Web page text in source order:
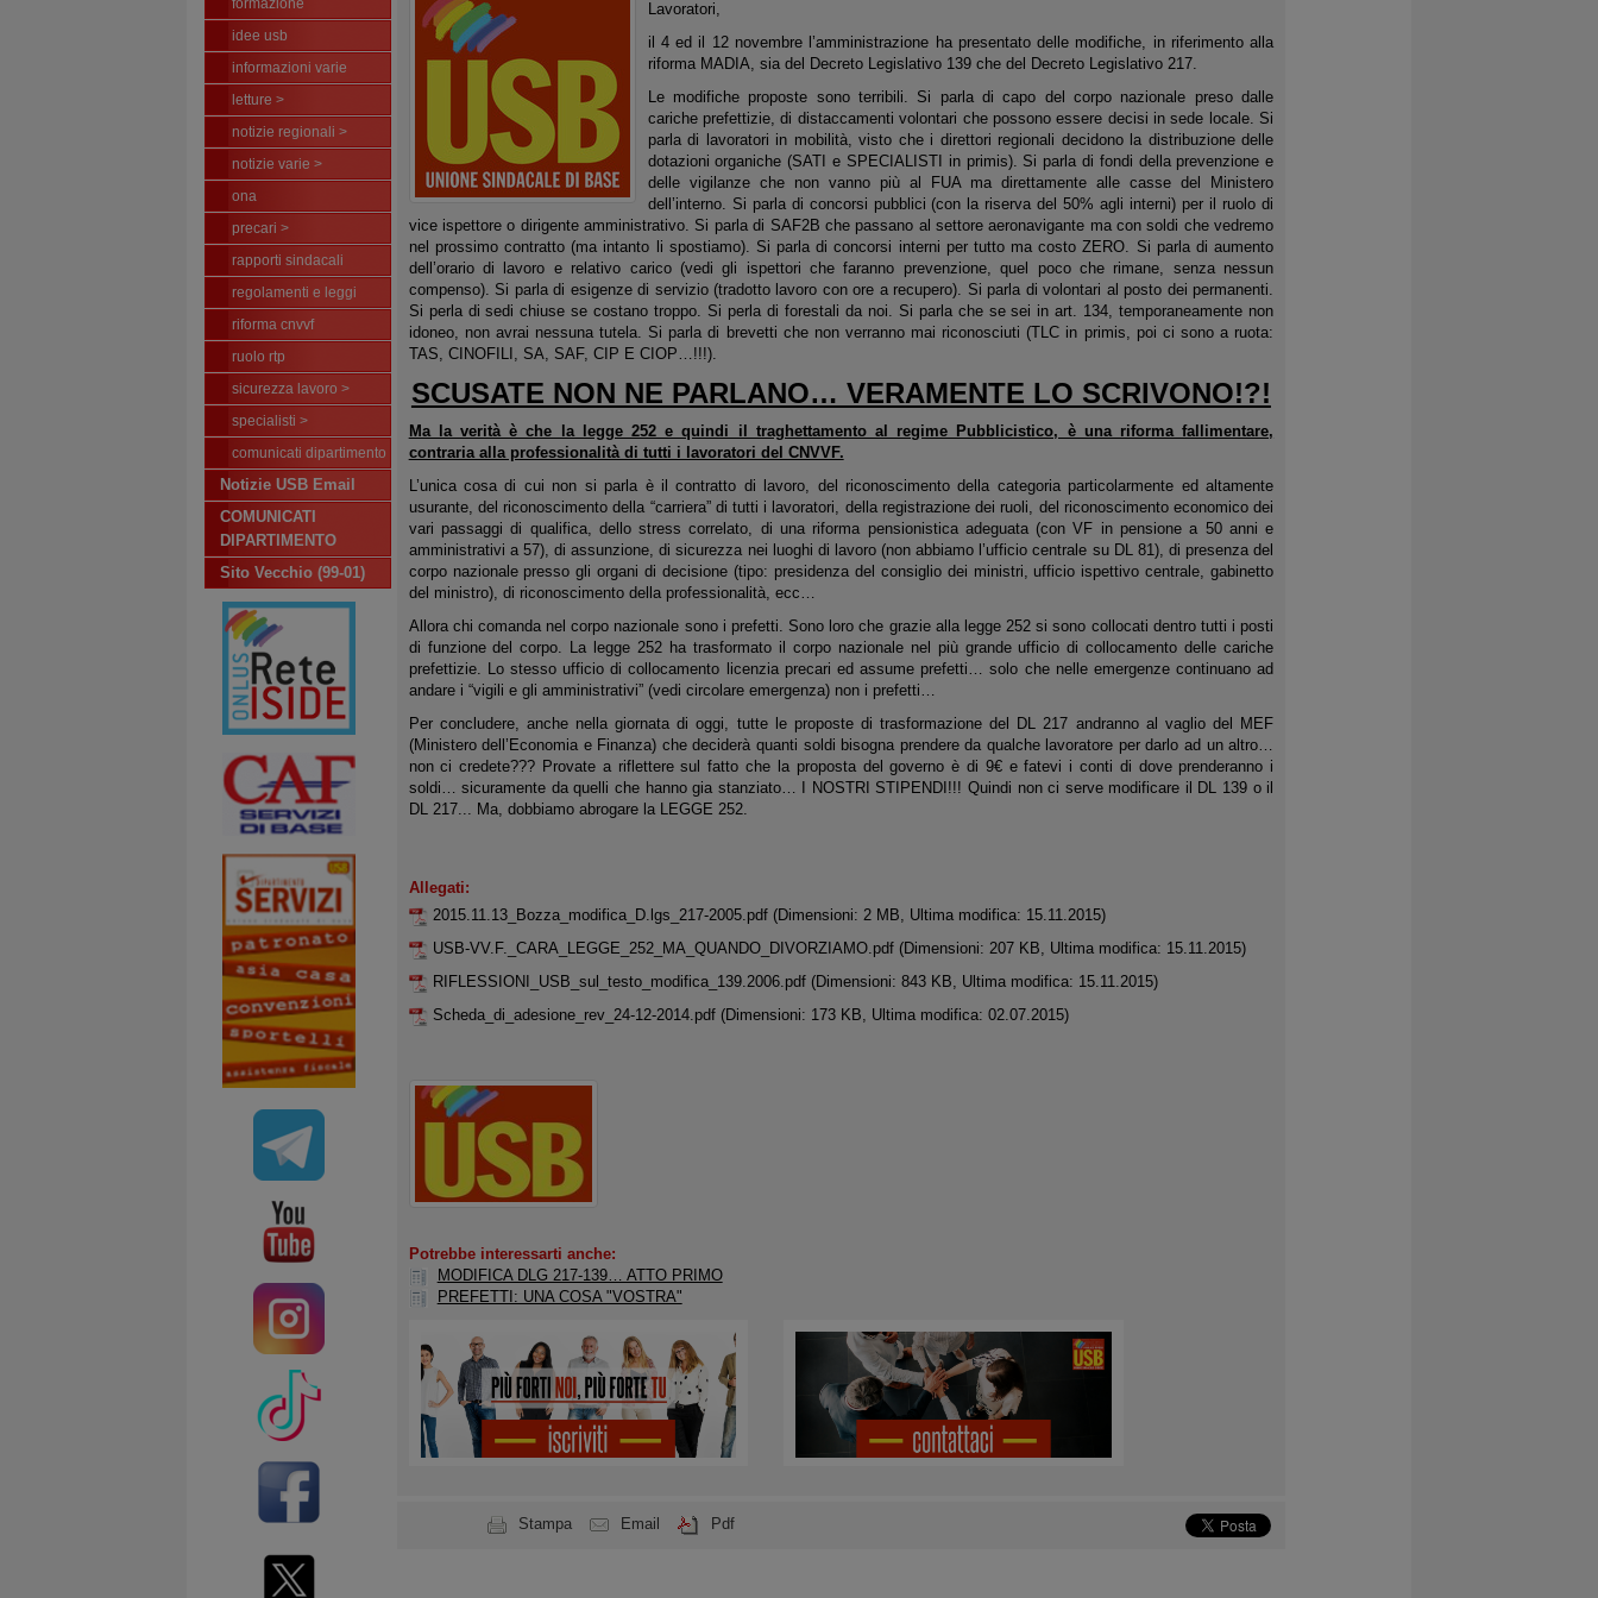
formazione
idee usb
informazioni varie
letture >
notizie regionali >
notizie varie >
ona
precari >
rapporti sindacali
regolamenti e leggi
riforma cnvvf
ruolo rtp
sicurezza lavoro >
specialisti >
comunicati dipartimento
Notizie USB Email
COMUNICATI
DIPARTIMENTO
Sito Vecchio (99-01)
Lavoratori,
il 4 ed il 12 novembre l’amministrazione ha presentato delle modifiche, in riferimento alla
riforma MADIA, sia del Decreto Legislativo 139 che del Decreto Legislativo 217.
Le modifiche proposte sono terribili. Si parla di capo del corpo nazionale preso dalle
cariche prefettizie, di distaccamenti volontari che possono essere decisi in sede locale. Si
parla di lavoratori in mobilità, visto che i direttori regionali decidono la distribuzione delle
dotazioni organiche (SATI e SPECIALISTI in primis). Si parla di fondi della prevenzione e
delle vigilanze che non vanno più al FUA ma direttamente alle casse del Ministero
dell’interno. Si parla di concorsi pubblici (con la riserva del 50% agli interni) per il ruolo di
vice ispettore o dirigente amministrativo. Si parla di SAF2B che passano al settore aeronavigante ma con soldi che vedremo
nel prossimo contratto (ma intanto li spostiamo). Si parla di concorsi interni per tutto ma costo ZERO. Si parla di aumento
dell’orario di lavoro e relativo carico (vedi gli ispettori che faranno prevenzione, quel poco che rimane, senza nessun
compenso). Si parla di esigenze di servizio (tradotto lavoro con ore a recupero). Si parla di volontari al posto dei permanenti.
Si perla di sedi chiuse se costano troppo. Si perla di forestali da noi. Si parla che se sei in art. 134, temporaneamente non
idoneo, non avrai nessuna tutela. Si parla di brevetti che non verranno mai riconosciuti (TLC in primis, poi ci sono a ruota:
TAS, CINOFILI, SA, SAF, CIP E CIOP…!!!).
SCUSATE NON NE PARLANO… VERAMENTE LO SCRIVONO!?!
Ma la verità è che la legge 252 e quindi il traghettamento al regime Pubblicistico, è una riforma fallimentare,
contraria alla professionalità di tutti i lavoratori del CNVVF.
L’unica cosa di cui non si parla è il contratto di lavoro, del riconoscimento della categoria particolarmente ed altamente
usurante, del riconoscimento della “carriera” di tutti i lavoratori, della registrazione dei ruoli, del riconoscimento economico dei
vari passaggi di qualifica, dello stress correlato, di una riforma pensionistica adeguata (con VF in pensione a 50 anni e
amministrativi a 57), di assunzione, di sicurezza nei luoghi di lavoro (non abbiamo l’ufficio centrale su DL 81), di presenza del
corpo nazionale presso gli organi di decisione (tipo: presidenza del consiglio dei ministri, ufficio ispettivo centrale, gabinetto
del ministro), di riconoscimento della professionalità, ecc…
Allora chi comanda nel corpo nazionale sono i prefetti. Sono loro che grazie alla legge 252 si sono collocati dentro tutti i posti
di funzione del corpo. La legge 252 ha trasformato il corpo nazionale nel più grande ufficio di collocamento delle cariche
prefettizie. Lo stesso ufficio di collocamento licenzia precari ed assume prefetti… solo che nelle emergenze continuano ad
andare i “vigili e gli amministrativi” (vedi circolare emergenza) non i prefetti…
Per concludere, anche nella giornata di oggi, tutte le proposte di trasformazione del DL 217 andranno al vaglio del MEF
(Ministero dell’Economia e Finanza) che deciderà quanti soldi bisogna prendere da qualche lavoratore per darlo ad un altro…
non ci credete??? Provate a riflettere sul fatto che la proposta del governo è di 9€ e fatevi i conti di dove prenderanno i
soldi… sicuramente da quelli che hanno gia stanziato… I NOSTRI STIPENDI!!! Quindi non ci serve modificare il DL 139 o il
DL 217... Ma, dobbiamo abrogare la LEGGE 252.
Allegati:
2015.11.13_Bozza_modifica_D.lgs_217-2005.pdf (Dimensioni: 2 MB, Ultima modifica: 15.11.2015)
USB-VV.F._CARA_LEGGE_252_MA_QUANDO_DIVORZIAMO.pdf (Dimensioni: 207 KB, Ultima modifica: 15.11.2015)
RIFLESSIONI_USB_sul_testo_modifica_139.2006.pdf (Dimensioni: 843 KB, Ultima modifica: 15.11.2015)
Scheda_di_adesione_rev_24-12-2014.pdf (Dimensioni: 173 KB, Ultima modifica: 02.07.2015)
Potrebbe interessarti anche:
MODIFICA DLG 217-139… ATTO PRIMO
PREFETTI: UNA COSA "VOSTRA"
Stampa Email Pdf